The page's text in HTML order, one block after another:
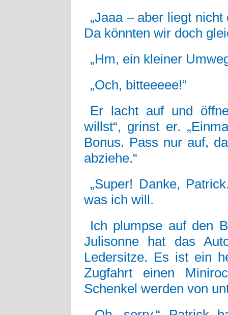
„Jaaa – aber liegt
Da könnten wir doch
„Hm, ein kleiner
„Och, bitteeeee!“
Er lacht auf und
willst“, grinst er.
Bonus. Pass nur auf,
abziehe.“
„Super! Danke,
was ich will.
Ich plumpse auf den
Julisonne hat das
Ledersitze. Es ist ein
Zugfahrt einen
Schenkel werden von